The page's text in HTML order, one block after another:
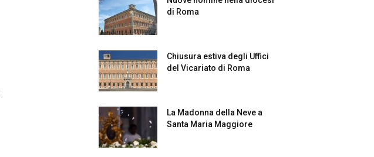
di Roma
Chiusura estiva degli Uffici
del Vicariato di Roma
La Madonna della Neve a
Santa Maria Maggiore